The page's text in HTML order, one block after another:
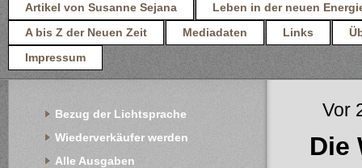
Artikel von Susanne Sejana
Leben in der neuen
A bis Z der Neuen Zeit
Mediadaten Links
Impressum
Vor
Die
Bezug der Lichtsprache
Wiederverkäufer werden
Alle Ausgaben